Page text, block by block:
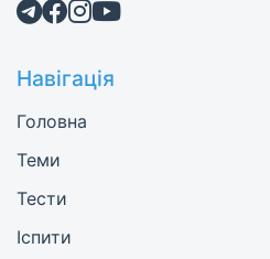
Навігація
Головна
Теми
Тести
Іспити